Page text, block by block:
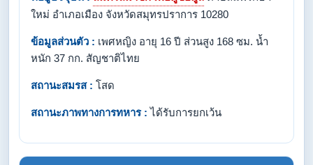
ใหม่ อำเภอเมือง จังหวัดสมุทรปราการ 10280
ข้อมูลส่วนตัว : เพศหญิง อายุ 16 ปี ส่วนสูง 168 ซม. น้ำ
หนัก 37 กก. สัญชาติไทย
สถานะสมรส : โสด
สถานะภาพทางการทหาร : ได้รับการยกเว้น